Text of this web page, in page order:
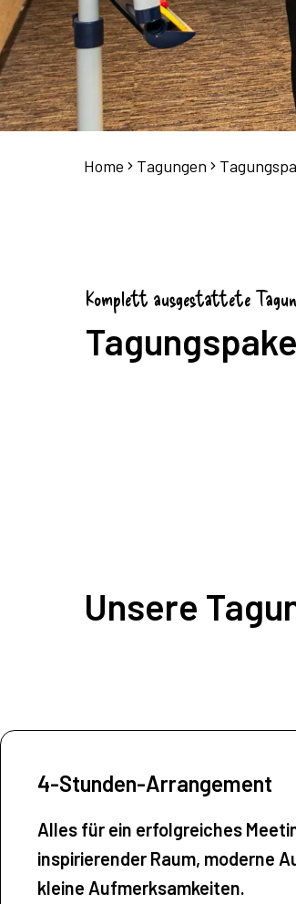
Home Tagungen
Komplett ausgestattete
Unsere
4-Stunden-Arrangement
Alles für ein erfolgreiches
inspirierender Raum, moderne
kleine Aufmerksamkeiten.